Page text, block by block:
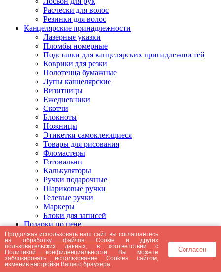
Расчески для волос
Резинки для волос
Канцелярские принадлежности
Лазерные указки
Пломбы номерные
Подставки для канцелярских принадлежностей
Коврики для резки
Полотенца бумажные
Лупы канцелярские
Визитницы
Ежедневники
Скотчи
Блокноты
Ножницы
Этикетки самоклеющиеся
Товары для рисования
Фломастеры
Готовальни
Калькуляторы
Ручки подарочные
Шариковые ручки
Гелевые ручки
Маркеры
Блоки для записей
Подарки по цене
Подарки от 5000 рублей
Подарки до 5000 рублей
Подарки до 3000 рублей
Подарки до 2000 рублей
Подарки до 1000 рублей
Продолжая использовать наш сайт, вы соглашаетесь
наобработку файлов Cookie и других
пользовательских данных, в соответствии с
Политикой конфиденциальности . Вы можете
заблокировать использование Cookies сайтом,
изменив настройки Вашего браузера.
Согласен